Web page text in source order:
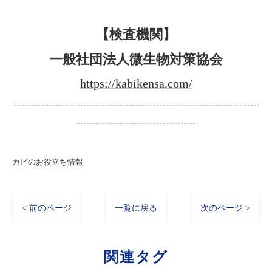
【検査機関】
一般社団法人微生物対策協会
https://kabikensa.com/
---------------------------------------------------------------------------------
---------------------------------------
カビのお役立ち情報
< 前のページ 一覧に戻る 次のページ >
関連タグ